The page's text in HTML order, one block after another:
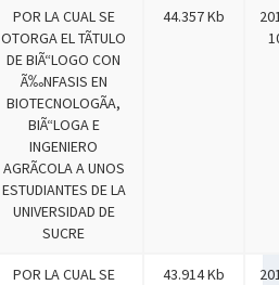
POR LA CUAL SE
OTORGA EL TÃTULO
DE BIÃ“LOGO CON
Ã‰NFASIS EN
BIOTECNOLOGÃA,
BIÃ“LOGA E
INGENIERO
AGRÃCOLA A UNOS
ESTUDIANTES DE LA
UNIVERSIDAD DE
SUCRE
44.357 Kb
POR LA CUAL SE
43.914 Kb